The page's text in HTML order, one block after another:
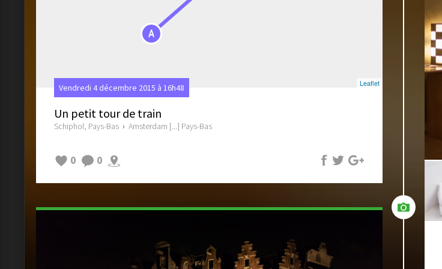
A
Leaflet
Vendredi 4 décembre 2015 à 16h48
Un petit tour de train
Schiphol, Pays-Bas › Amsterdam [...] Pays-Bas
0 0